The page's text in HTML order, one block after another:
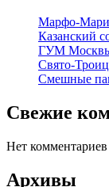
Марфо-
Казанский
ГУМ
Свято-
Смешные
Свежие
Нет
Архивы